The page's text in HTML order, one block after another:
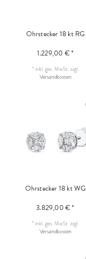
Ohrstecker 18 kt RG
1.229,00 € *
* inkl. ges. MwSt.zzgl.
Versandkosten
Ohrstecker 18 kt WG
3.829,00 € *
* inkl. ges. MwSt.zzgl.
Versandkosten